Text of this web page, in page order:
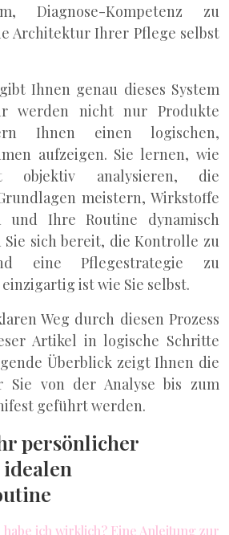
Diagnose-Kompetenz zu
Architektur Ihrer Pflege selbst
Ihnen genau dieses System
werden nicht nur Produkte
Ihnen einen logischen,
aufzeigen. Sie lernen, wie
analysieren, die
meistern, Wirkstoffe
und Ihre Routine dynamisch
Sie sich bereit, die Kontrolle zu
eine Pflegestrategie zu
ist wie Sie selbst.
Weg durch diesen Prozess
Artikel in logische Schritte
Überblick zeigt Ihnen die
von der Analyse bis zum
geführt werden.
persönlicher
habe ich wirklich? Eine Anleitung zur